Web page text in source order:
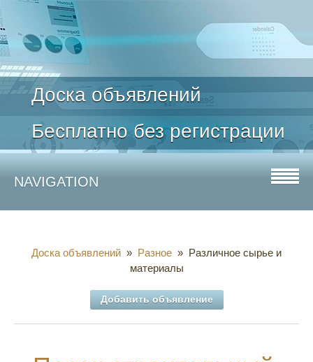
Доска объявлений
Бесплатно без регистрации
NAVIGATION
Доска объявлений » Разное » Различное сырье и
материалы
Добавить объявление